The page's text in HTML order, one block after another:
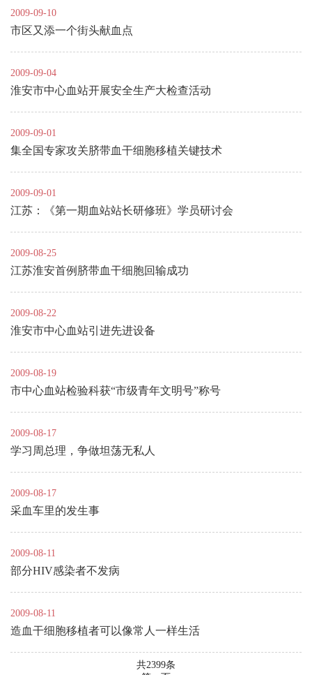
2009-09-10
市区又添一个街头献血点
2009-09-04
淮安市中心血站开展安全生产大检查活动
2009-09-01
集全国专家攻关脐带血干细胞移植关键技术
2009-09-01
江苏：《第一期血站站长研修班》学员研讨会
2009-08-25
江苏淮安首例脐带血干细胞回输成功
2009-08-22
淮安市中心血站引进先进设备
2009-08-19
市中心血站检验科获“市级青年文明号”称号
2009-08-17
学习周总理，争做坦荡无私人
2009-08-17
采血车里的发生事
2009-08-11
部分HIV感染者不发病
2009-08-11
造血干细胞移植者可以像常人一样生活
共2399条